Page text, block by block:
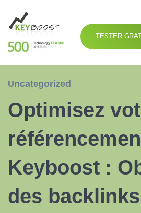
TESTER
Uncategorized
Optimisez
Keyboost :
des